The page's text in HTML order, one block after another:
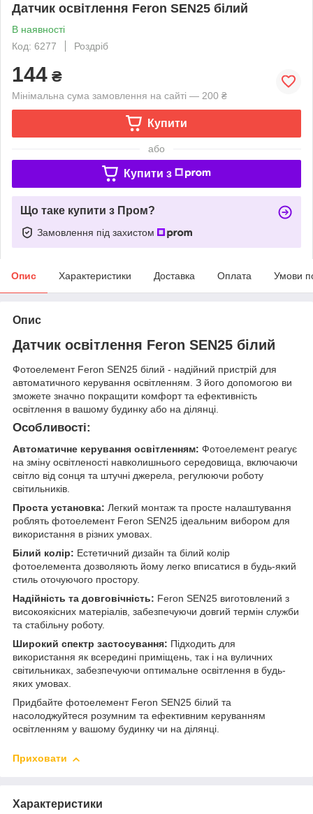
Датчик освітлення Feron SEN25 білий
В наявності
Код: 6277
Роздріб
144 ₴
Мінімальна сума замовлення на сайті — 200 ₴
Купити
або
Купити з
Що таке купити з Пром?
Замовлення під захистом
Опис Характеристики Доставка Оплата Умови
Опис
Датчик освітлення Feron SEN25 білий
Фотоелемент Feron SEN25 білий - надійний пристрій для
автоматичного керування освітленням. З його допомогою ви
зможете значно покращити комфорт та ефективність
освітлення в вашому будинку або на ділянці.
Особливості:
Автоматичне керування освітленням: Фотоелемент реагує
на зміну освітленості навколишнього середовища, включаючи
світло від сонця та штучні джерела, регулюючи роботу
світильників.
Проста установка: Легкий монтаж та просте налаштування
роблять фотоелемент Feron SEN25 ідеальним вибором для
використання в різних умовах.
Білий колір: Естетичний дизайн та білий колір
фотоелемента дозволяють йому легко вписатися в будь-який
стиль оточуючого простору.
Надійність та довговічність: Feron SEN25 виготовлений з
високоякісних матеріалів, забезпечуючи довгий термін служби
та стабільну роботу.
Широкий спектр застосування: Підходить для
використання як всередині приміщень, так і на вуличних
світильниках, забезпечуючи оптимальне освітлення в будь-
яких умовах.
Придбайте фотоелемент Feron SEN25 білий та
насолоджуйтеся розумним та ефективним керуванням
освітленням у вашому будинку чи на ділянці.
Приховати
Характеристики